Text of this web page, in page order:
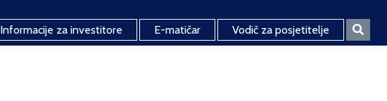
Informacije za investitore E-matičar Vodič za posjetitelje